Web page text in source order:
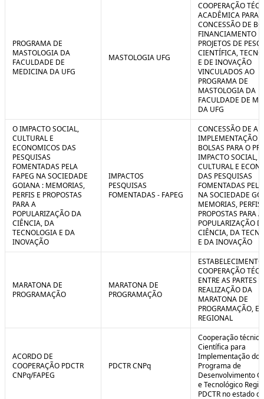
PROGRAMA DE
MASTOLOGIA DA
FACULDADE DE
MEDICINA DA UFG
MASTOLOGIA UFG
COOPERAÇÃO
ACADÊMICA PARA
CONCESSÃO DE
FINANCIAMENTO
PROJETOS DE
CIENTÍFICA,
E DE INOVAÇÃO
VINCULADOS AO
PROGRAMA DE
MASTOLOGIA DA
FACULDADE DE
DA UFG
O IMPACTO SOCIAL,
CULTURAL E
ECONOMICOS DAS
PESQUISAS
FOMENTADAS PELA
FAPEG NA SOCIEDADE
GOIANA : MEMORIAS,
PERFIS E PROPOSTAS
PARA A
POPULARIZAÇÃO DA
CIÊNCIA, DA
TECNOLOGIA E DA
INOVAÇÃO
IMPACTOS
PESQUISAS
FOMENTADAS - FAPEG
CONCESSÃO DE
IMPLEMENTAÇÃO
BOLSAS PARA O
IMPACTO SOCIAL,
CULTURAL E
DAS PESQUISAS
FOMENTADAS
NA SOCIEDADE
MEMORIAS, PERFIS
PROPOSTAS PARA A
POPULARIZAÇÃO
CIÊNCIA, DA
E DA INOVAÇÃO
MARATONA DE
PROGRAMAÇÃO
MARATONA DE
PROGRAMAÇÃO
COOPERAÇÃO
ENTRE AS PARTES
REALIZAÇÃO DA
MARATONA DE
PROGRAMAÇÃO,
REGIONAL
ACORDO DE
COOPERAÇÃO PDCTR
CNPq/FAPEG
PDCTR CNPq
Cooperação
Científica para
Implementação do
Programa de
Desenvolvimento
e Tecnológico
PDCTR no estado